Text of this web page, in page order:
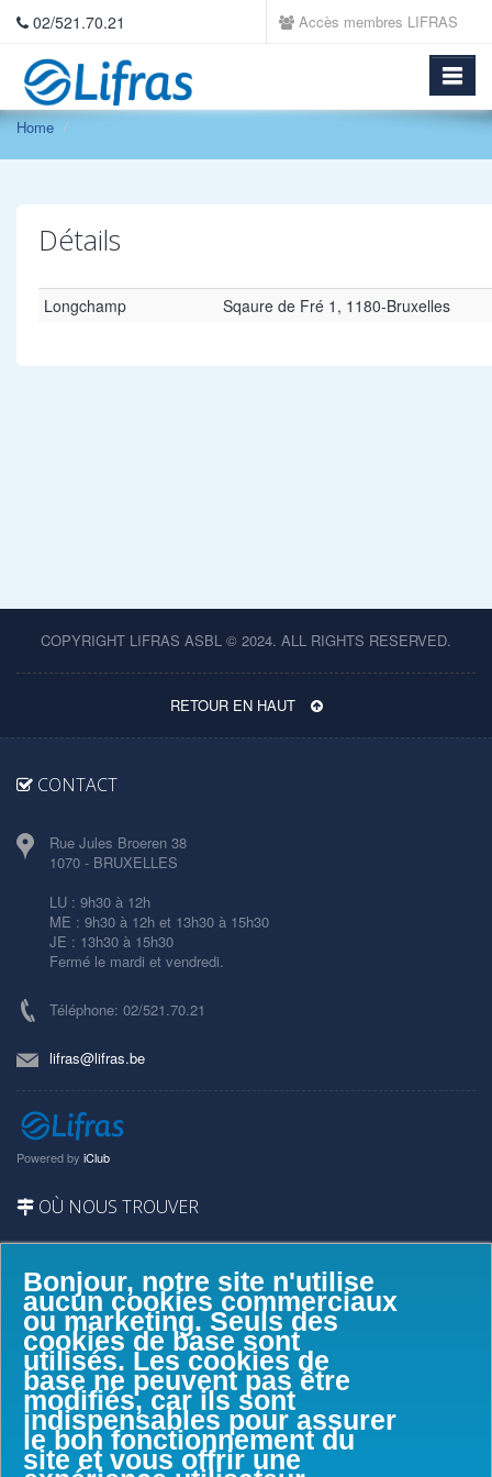
Bonjour, notre site n'utilise
aucun cookies commerciaux
ou marketing. Seuls des
cookies de base sont
utilisés. Les cookies de
base ne peuvent pas être
modifiés, car ils sont
indispensables pour assurer
le bon fonctionnement du
site et vous offrir une
02/521.70.21 Accès membres LIFRAS
Home
Détails
Longchamp Sqaure de Fré 1, 1180-Bruxelles
COPYRIGHT LIFRAS ASBL © 2024. ALL RIGHTS RESERVED.
RETOUR EN HAUT
CONTACT
Rue Jules Broeren 38
1070 - BRUXELLES
LU : 9h30 à 12h
ME : 9h30 à 12h et 13h30 à 15h30
JE : 13h30 à 15h30
Fermé le mardi et vendredi.
Téléphone: 02/521.70.21
lifras@lifras.be
Powered by iClub
OÙ NOUS TROUVER